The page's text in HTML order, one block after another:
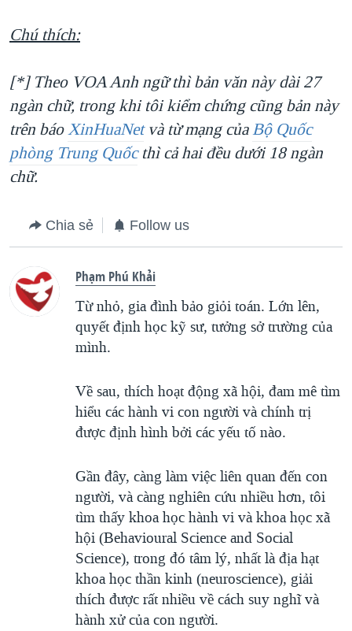
Chú thích:
[*] Theo VOA Anh ngữ thì bản văn này dài 27
ngàn chữ, trong khi tôi kiểm chứng cũng bản này
trên báoXinHuaNetvà từ mạng củaBộ Quốc
phòng Trung Quốcthì cả hai đều dưới 18 ngàn
chữ.
Chia sẻ Follow us
Phạm Phú Khải
Từ nhỏ, gia đình bảo giỏi toán. Lớn lên,
quyết định học kỹ sư, tưởng sở trường của
mình.
Về sau, thích hoạt động xã hội, đam mê tìm
hiểu các hành vi con người và chính trị
được định hình bởi các yếu tố nào.
Gần đây, càng làm việc liên quan đến con
người, và càng nghiên cứu nhiều hơn, tôi
tìm thấy khoa học hành vi và khoa học xã
hội (Behavioural Science and Social
Science), trong đó tâm lý, nhất là địa hạt
khoa học thần kinh (neuroscience), giải
thích được rất nhiều về cách suy nghĩ và
hành xử của con người.